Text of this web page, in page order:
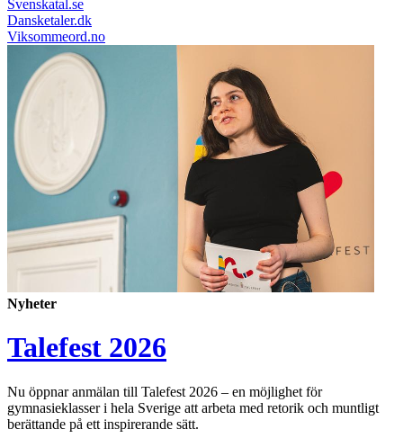
Svenskatal.se
Dansketaler.dk
Viksommeord.no
Nyheter
Talefest 2026
Nu öppnar anmälan till Talefest 2026 – en möjlighet för
gymnasieklasser i hela Sverige att arbeta med retorik och muntligt
berättande på ett inspirerande sätt.